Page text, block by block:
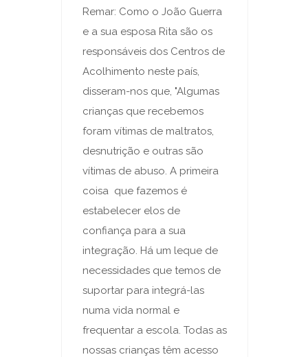
Remar: Como o João Guerra
e a sua esposa Rita são os
responsáveis dos Centros de
Acolhimento neste país,
disseram-nos que, "Algumas
crianças que recebemos
foram vítimas de maltratos,
desnutrição e outras são
vítimas de abuso. A primeira
coisa que fazemos é
estabelecer elos de
confiança para a sua
integração. Há um leque de
necessidades que temos de
suportar para integrá-las
numa vida normal e
frequentar a escola. Todas as
nossas crianças têm acesso